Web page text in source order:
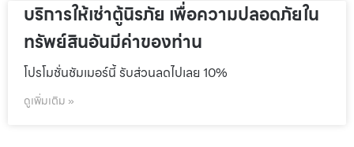
บริการให้เช่าตู้นิรภัย เพื่อความปลอดภัยใน
ทรัพย์สินอันมีค่าของท่าน
โปรโมชั่นชัมเมอร์นี้ รับส่วนลดไปเลย 10%
ดูเพิ่มเติม »